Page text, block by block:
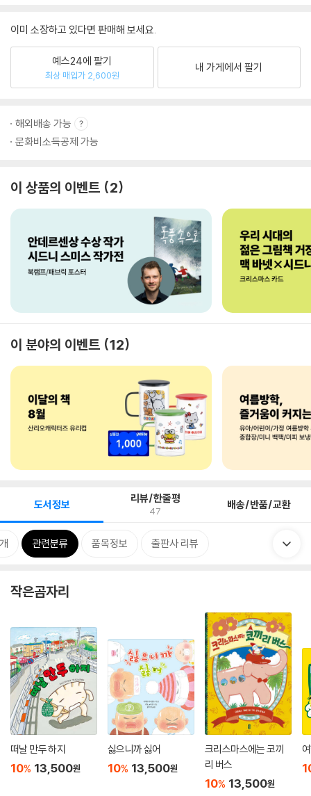
이미 소장하고 있다면 판매해 보세요.
예스24에 팔기
최상 매입가 2,600원
내 가게에서 팔기
해외배송 가능
문화비소득공제 가능
이 상품의 이벤트 2
이 분야의 이벤트 12
도서정보 리뷰/한줄평
47 배송/반품/교환
관련분류 품목정보 출판사 리뷰
작은곰자리
떠날 만두 하지
10% 13,500원
싫으니까 싫어
10% 13,500원
크리스마스에는 코끼
리 버스
10% 13,500원